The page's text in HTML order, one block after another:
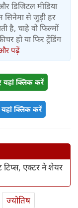
डिजिटल मीडिया
सिनेमा से जुड़ी हर
है, चाहे वो फिल्मों
हो या फिर ट्रेंडिंग
पढ़ें
यहां क्लिक करें
क्लिक करें
टिप्स, एक्टर ने शेयर
ज्योतिष